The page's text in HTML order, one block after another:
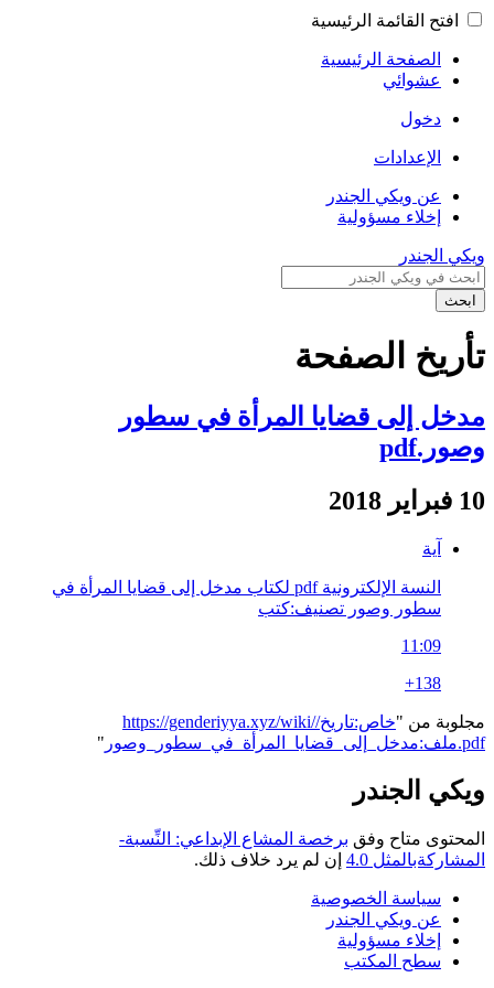
افتح القائمة الرئيسية
الصفحة الرئيسية
عشوائي
دخول
الإعدادات
عن ويكي الجندر
إخلاء مسؤولية
ويكي الجندر
ابحث
تأريخ الصفحة
مدخل إلى قضايا المرأة في سطور
وصور.pdf
10 فبراير 2018
آية
النسة الإلكترونية pdf لكتاب مدخل إلى قضايا المرأة في
سطور وصور تصنيف:كتب
11:09
+138
مجلوبة من "
https://genderiyya.xyz/wiki/خاص:تاريخ/
ملف:مدخل_إلى_قضايا_المرأة_في_سطور_وصور.pdf
"
ويكي الجندر
المحتوى متاح وفق برخصة المشاع الإبداعي: النِّسبة-
المشاركةبالمثل 4.0
إن لم يرد خلاف ذلك.
سياسة الخصوصية
عن ويكي الجندر
إخلاء مسؤولية
سطح المكتب